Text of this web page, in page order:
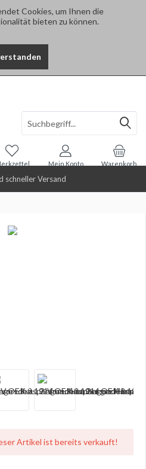
Cookies, um Ihnen die
bieten zu können.
schneller Versand
Warenkorb
Mein Konto
Artikel ist bereits verkauft!